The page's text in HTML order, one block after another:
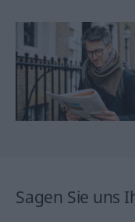
Sagen Sie uns